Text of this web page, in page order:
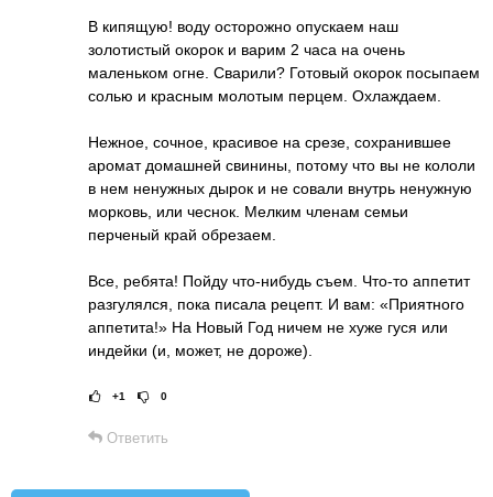
В кипящую! воду осторожно опускаем наш
золотистый окорок и варим 2 часа на очень
маленьком огне. Сварили? Готовый окорок посыпаем
солью и красным молотым перцем. Охлаждаем.
Нежное, сочное, красивое на срезе, сохранившее
аромат домашней свинины, потому что вы не кололи
в нем ненужных дырок и не совали внутрь ненужную
морковь, или чеснок. Мелким членам семьи
перченый край обрезаем.
Все, ребята! Пойду что-нибудь съем. Что-то аппетит
разгулялся, пока писала рецепт. И вам: «Приятного
аппетита!» На Новый Год ничем не хуже гуся или
индейки (и, может, не дороже).
Рейтинг статьи:
+1 0
Ответить